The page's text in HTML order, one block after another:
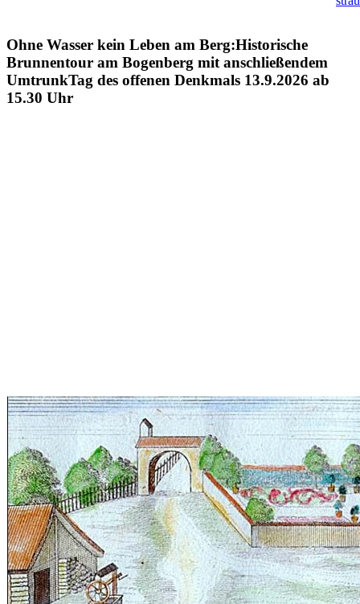
Ohne Wasser kein Leben am Berg:Historische
Brunnentour am Bogenberg mit anschließendem
UmtrunkTag des offenen Denkmals 13.9.2026 ab
15.30 Uhr